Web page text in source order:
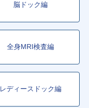
脳ドック編
全身MRI検査編
レディースドック編